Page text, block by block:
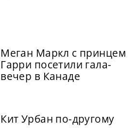
Меган Маркл с принцем
Гарри посетили гала-
вечер в Канаде
Кит Урбан по-другому